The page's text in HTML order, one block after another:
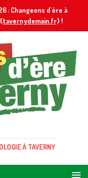
: Changeons d'ère à
(tavernydemain.fr) !
À TAVERNY